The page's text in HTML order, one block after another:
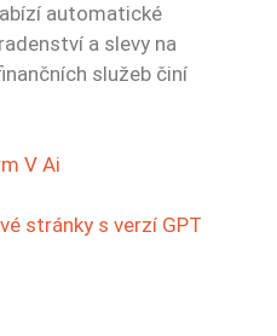
automatické
a slevy na
služeb činí
V Ai
stránky s verzí GPT